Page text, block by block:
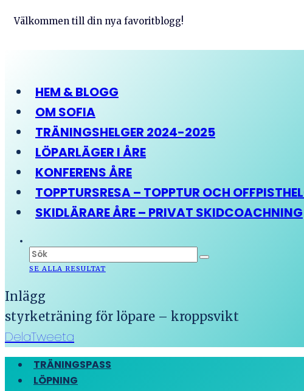
Välkommen till din nya favoritblogg!
HEM & BLOGG
OM SOFIA
TRÄNINGSHELGER 2024-2025
LÖPARLÄGER I ÅRE
KONFERENS ÅRE
TOPPTURSRESA – TOPPTUR OCH
SKIDLÄRARE ÅRE – PRIVAT SKIDCOACHNING
SE ALLA RESULTAT
Inlägg
styrketräning för löpare – kroppsvikt
DelaTweeta
TRÄNINGSPASS
LÖPNING